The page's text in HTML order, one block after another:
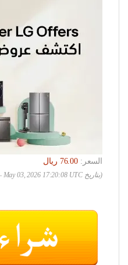
السعر:
‏76.00 ريال
(بتاريخ May 03, 2026 17:20:08 UTC –